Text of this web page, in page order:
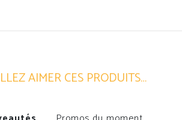
de Équipements et accessoires
AIMER CES PRODUITS…